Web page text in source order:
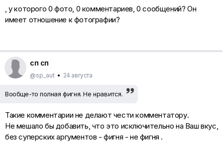
, у которого 0 фото, 0 комментариев, 0 сообщений? Он
имеет отношение к фотографии?
сп сп
@sp_aut • 24 августа
Вообще-то полная фигня. Не нравится.
Такие комментарии не делают чести комментатору.
Не мешало бы добавить, что это исключительно на Ваш вкус,
без суперских аргументов - фигня - не фигня .